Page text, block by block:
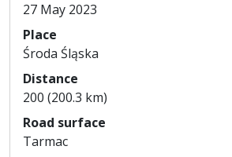
27 May 2023
Place
Środa Śląska
Distance
200 (200.3 km)
Road surface
Tarmac